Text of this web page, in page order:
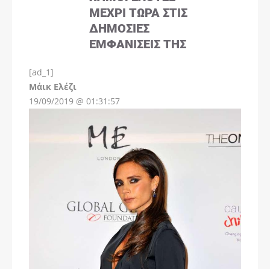
ΜΈΧΡΙ ΤΏΡΑ ΣΤΙΣ
ΔΗΜΌΣΙΕΣ
ΕΜΦΑΝΊΣΕΙΣ ΤΗΣ
[ad_1]
Μάικ Ελέζι
19/09/2019 @ 01:31:57